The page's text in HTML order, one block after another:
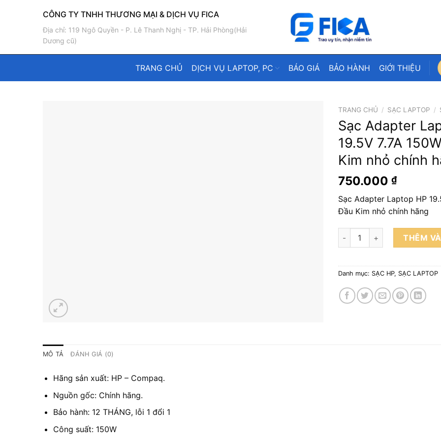
CÔNG TY TNHH THƯƠNG MẠI & DỊCH VỤ FICA
Địa chỉ: 119 Ngô Quyền - P. Lê Thanh Nghị - TP. Hải Phòng(Hải
Dương cũ)
TRANG CHỦ DỊCH VỤ LAPTOP, PC BÁO GIÁ BẢO HÀNH GIỚI THIỆU
TRANG CHỦ / SẠC LAPTOP /
Sạc Adapter
19.5V 7.7A
Kim nhỏ chính
750.000 ₫
Sạc Adapter Laptop HP
Đầu Kim nhỏ chính hãng
Sạc Adapter Laptop HP
THÊM
Danh mục: SẠC HP, SẠC LAPTOP
MÔ TẢ ĐÁNH GIÁ (0)
Hãng sản xuất: HP – Compaq.
Nguồn gốc: Chính hãng.
Bảo hành: 12 THÁNG, lỗi 1 đổi 1
Công suất: 150W